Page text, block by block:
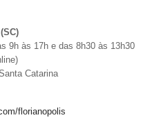
9h às 17h e das 8h30 às 13h30
Catarina
florianopolis